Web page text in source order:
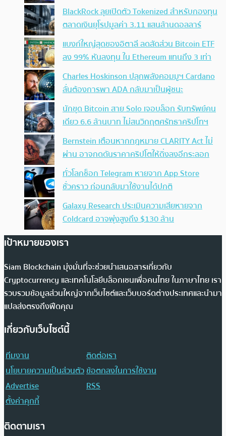
BlackRock ลุยเปิดตัว Tokenized สำหรับกองทุน
ตลาดเงินยุโรปมูลค่า 3.11 แสนล้านดอลลาร์
แบงก์ใหญ่สุดของอิตาลี ลดสัดส่วน Bitcoin ETF
ลง 99% หันลงทุน ใน Ethereum แทนถึง 3 เท่า
Charles Hoskinson ปลุกพลังคอมมูฯ Cardano
ลั่นต้องการพา ADA กลับมาเป็นผู้ชนะ
นักขุด Bitcoin สาย Solo เจอบล็อก รับทรัพย์คน
เดียว 6.6 ล้านบาท ไม่สนวิกฤตศรัทธาคริปโทฯ
Bernstein เตือนหากกฎหมาย CLARITY Act ไม่
ผ่าน อาจกดดันราคาคริปโตให้ดิ่งลงอีกระลอก
ทั่วโลกช็อก Telegram หายจาก App Store
ชั่วคราว ก่อนกลับมาใช้งานได้ปกติ
Galaxy Research ประเมินความเสียหายจาก
Coldcard อาจพุ่งสูงถึง $130 ล้าน
เป้าหมายของเรา
Siam Blockchain มุ่งมั่นที่จะช่วยนำเสนอสารเกี่ยวกับ
Cryptocurrency และเทคโนโลยีบล็อกเชนเพื่อคนไทย ในภาษาไทย เรา
รวบรวมข้อมูลส่วนใหญ่จากเว็บไซต์และเว็บบอร์ดต่างประเทศและนำมา
แปลส่งตรงถึงฟีดคุณ
เกี่ยวกับเว็บไซต์นี้
ทีมงาน
ติดต่อเรา
นโยบายความเป็นส่วนตัวข้อตกลงในการใช้งาน
Advertise
RSS
ตั้งค่าคุกกี้
ติดตามเรา